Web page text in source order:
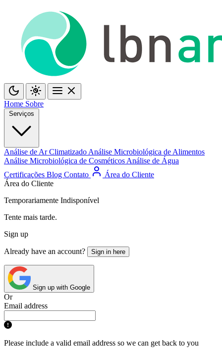
Home Sobre
Análise de Ar Climatizado Análise Microbiológica de Alimentos
Análise Microbiológica de Cosméticos Análise de Água
Certificações Blog Contato
Área do Cliente
Área do Cliente
Temporariamente Indisponível
Tente mais tarde.
Sign up
Already have an account? Sign in here
Sign up with Google
Or
Email address
Please include a valid email address so we can get back to you